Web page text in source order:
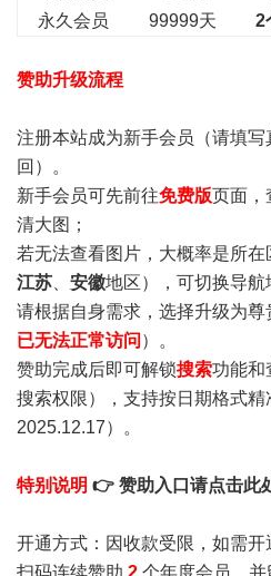
永久会员
99999天 2
赞助升级流程
注册本站成为新手会员 （请填
回）。
新手会员可先前往免费版页面，
清大图；
若无法查看图片，大概率是所
江苏
安徽地区），可切换导航
请根据自身需求，选择升级为尊
已无法正常访问 ）。
赞助完成后即可解锁搜索功能和
搜索权限），支持按日期格式精
2025.12.17）。
特别说明 👉 赞助入口请点击此
开通方式：因收款受限，如需开
扫码连续赞助 2 个年度会员，